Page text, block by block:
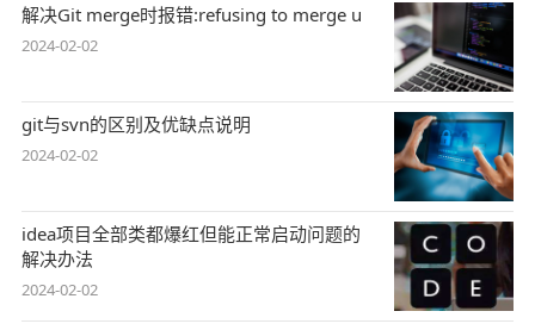
解决Git merge时报错:refusing to merge u
2024-02-02
git与svn的区别及优缺点说明
2024-02-02
idea项目全部类都爆红但能正常启动问题的
解决办法
2024-02-02